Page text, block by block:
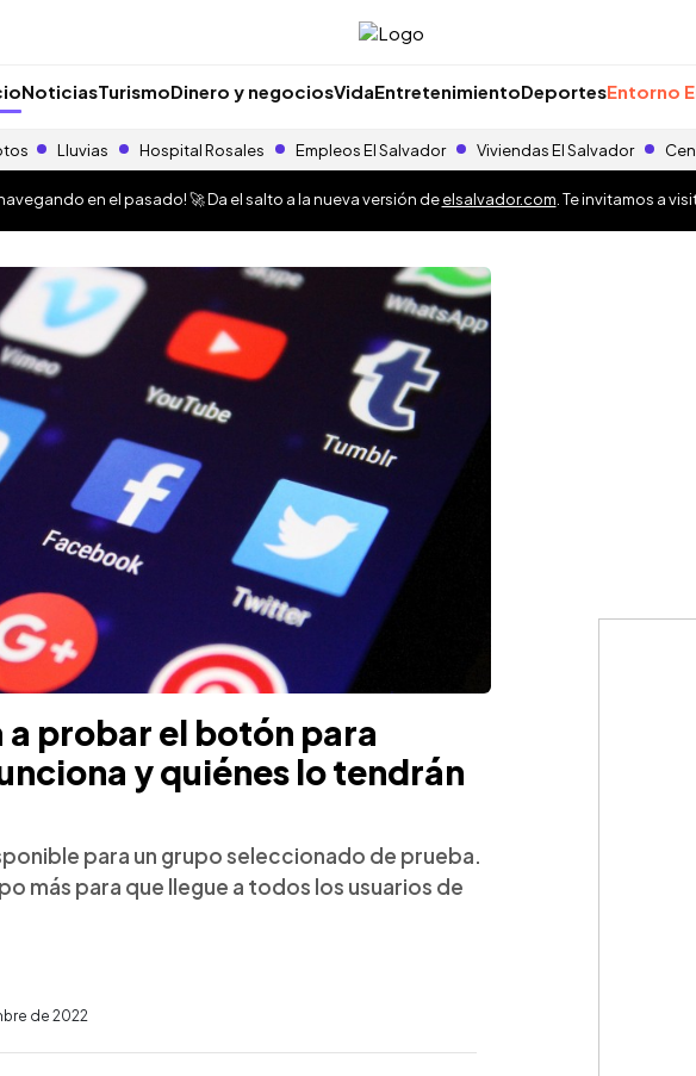
NoticiasTurismoDinero y negociosVidaEntretenimientoDeportesEntorno
Lluvias Hospital Rosales Empleos El Salvador Viviendas El Salvador
en el pasado! 🚀 Da el salto a la nueva versión deelsalvador.com . Te invitamos a
probar el botón para
y quiénes lo tendrán
para un grupo seleccionado de prueba.
más para que llegue a todos los usuarios de
de 2022